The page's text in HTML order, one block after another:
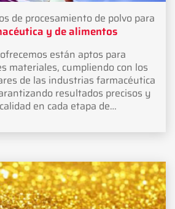
de procesamiento de polvo para
y de alimentos
están aptos para
materiales, cumpliendo con los
de las industrias farmacéutica
resultados precisos y
en cada etapa de